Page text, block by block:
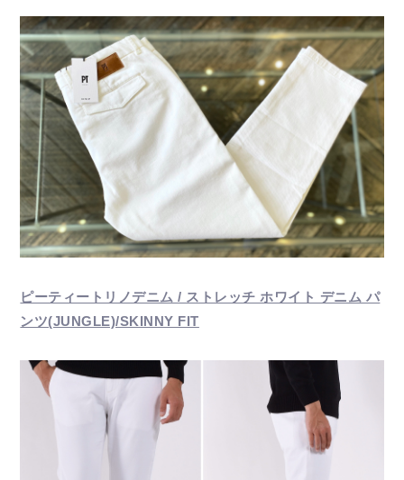
ピーティートリノデニム / ストレッチ ホワイト デニム パ
ンツ(JUNGLE)/SKINNY FIT